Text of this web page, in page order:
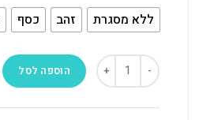
ללא מסגרת זהב כסף
הוספה לסל